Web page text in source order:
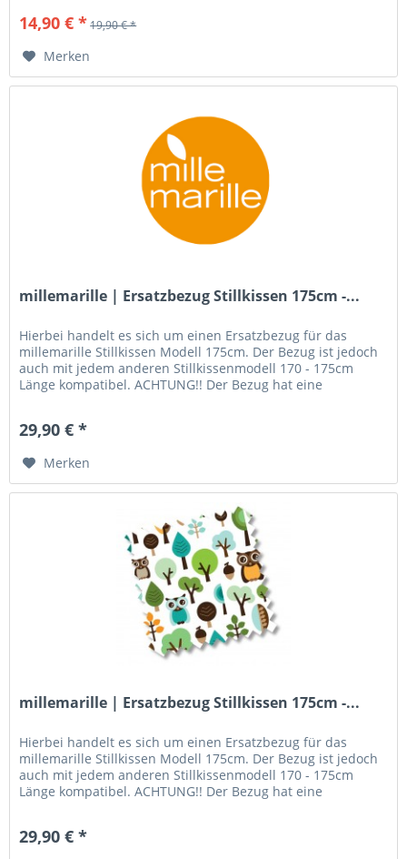
14,90 € *19,90 € *
Merken
millemarille | Ersatzbezug Stillkissen 175cm -...
Hierbei handelt es sich um einen Ersatzbezug für das
millemarille Stillkissen Modell 175cm. Der Bezug ist jedoch
auch mit jedem anderen Stillkissenmodell 170 - 175cm
Länge kompatibel. ACHTUNG!! Der Bezug hat eine
29,90 € *
Merken
millemarille | Ersatzbezug Stillkissen 175cm -...
Hierbei handelt es sich um einen Ersatzbezug für das
millemarille Stillkissen Modell 175cm. Der Bezug ist jedoch
auch mit jedem anderen Stillkissenmodell 170 - 175cm
Länge kompatibel. ACHTUNG!! Der Bezug hat eine
29,90 € *